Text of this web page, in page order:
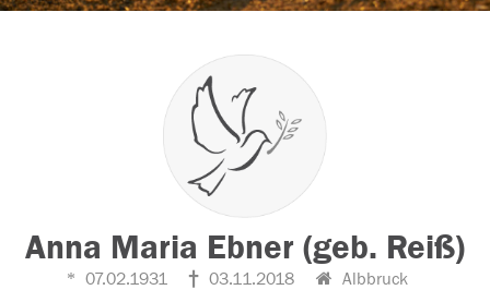
Anna Maria Ebner (geb. Reiß)
07.02.1931 03.11.2018 Albbruck